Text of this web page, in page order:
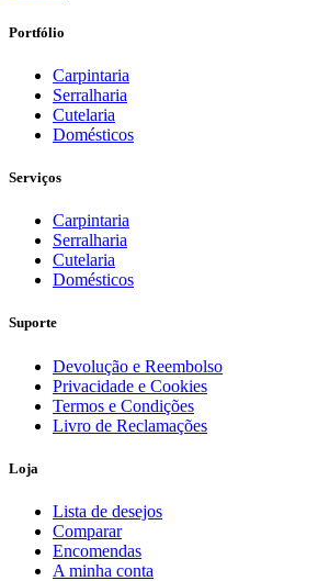
Portfólio
Carpintaria
Serralharia
Cutelaria
Domésticos
Serviços
Carpintaria
Serralharia
Cutelaria
Domésticos
Suporte
Devolução e Reembolso
Privacidade e Cookies
Termos e Condições
Livro de Reclamações
Loja
Lista de desejos
Comparar
Encomendas
A minha conta